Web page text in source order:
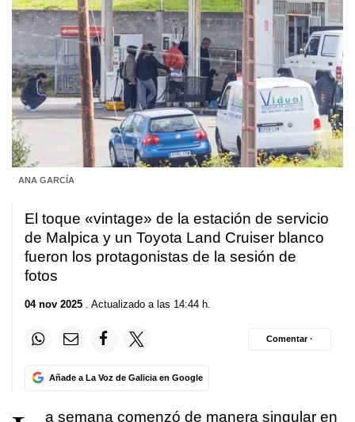
ANA GARCÍA
El toque «vintage» de la estación de servicio
de Malpica y un Toyota Land Cruiser blanco
fueron los protagonistas de la sesión de
fotos
04 nov 2025 . Actualizado a las 14:44 h.
Añade a La Voz de Galicia en Google
Comentar ·
a semana comenzó de manera singular en